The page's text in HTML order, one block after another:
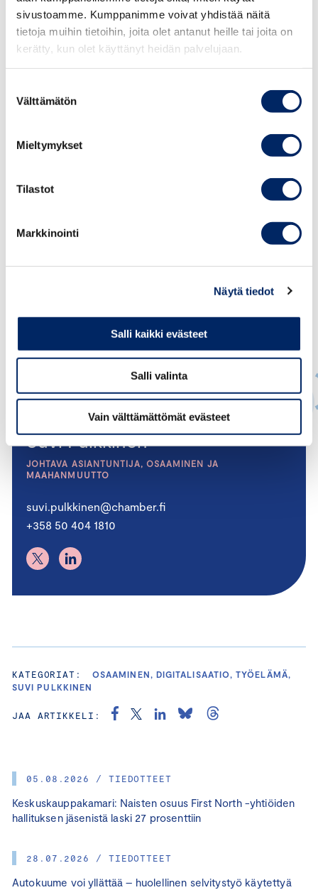
sivustoamme. Kumppanimme voivat yhdistää näitä
tietoja muihin tietoihin, joita olet antanut heille tai joita on
kerätty, kun olet käyttänyt heidän palvelujaan.
valinta
Välttämätön
Mieltymykset
Tilastot
Markkinointi
Näytä tiedot
Salli kaikki evästeet
Salli valinta
Vain välttämättömät evästeet
05.08.2026 / TIEDOTTEET
Keskuskauppakamari: Naisten osuus First North -yhtiöiden
hallituksen jäsenistä laski 27 prosenttiin
28.07.2026 / TIEDOTTEET
Autokuume voi yllättää – huolellinen selvitystyö käytettyä
Kauppakamarien osaajakysely tehtiin 27.8.-3.9.2024 ja
siihen vastasi 986 yritystä eri toimialoilta eri puolilta
Suomea. Kyselyn aineisto on kerätty sähköpostitse
kauppakamarien jäsenyrityksiltä. Kyselyyn on voinut
KYSELYN TULOKSET
Suvi Pulkkinen
JOHTAVA ASIANTUNTIJA, OSAAMINEN JA
MAAHANMUUTTO
suvi.pulkkinen@chamber.fi
+358 50 404 1810
KATEGORIAT:
OSAAMINEN, DIGITALISAATIO, TYÖELÄMÄ,
SUVI PULKKINEN
JAA ARTIKKELI: